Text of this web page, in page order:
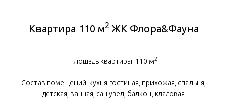
Квартира 110 м2 ЖК Флора&Фауна
Площадь квартиры: 110 м2
Состав помещений: кухня-гостиная, прихожая, спальня,
детская, ванная, сан.узел, балкон, кладовая